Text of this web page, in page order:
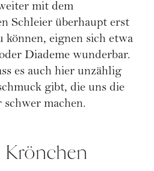
mit dem
Schleier überhaupt erst
können, eignen sich etwa
Diademe wunderbar.
es auch hier unzählig
gibt, die uns die
machen.
Krönchen